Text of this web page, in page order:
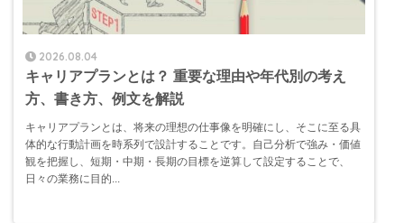
2026.08.04
キャリアプランとは？ 重要な理由や年代別の考え
方、書き方、例文を解説
キャリアプランとは、将来の理想の仕事像を明確にし、そこに至る具
体的な行動計画を時系列で設計することです。自己分析で強み・価値
観を把握し、短期・中期・長期の目標を逆算して設定することで、
日々の業務に目的...